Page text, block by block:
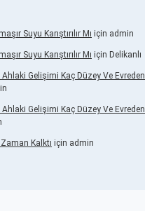
Suyu Karıştırılır Mı için admin
Suyu Karıştırılır Mı için Delikanlı
Ahlaki Gelişimi Kaç Düzey Ve Evreden
Ahlaki Gelişimi Kaç Düzey Ve Evreden
Kalktı için admin